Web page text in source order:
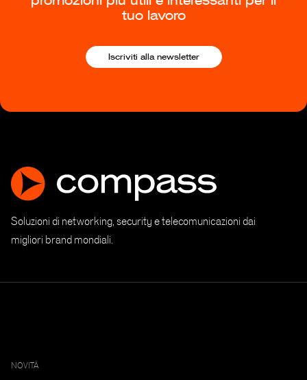
tuo lavoro
Iscriviti alla newsletter
Soluzioni di networking, security e telecomunicazioni dai
migliori brand mondiali.
NOVITÀ